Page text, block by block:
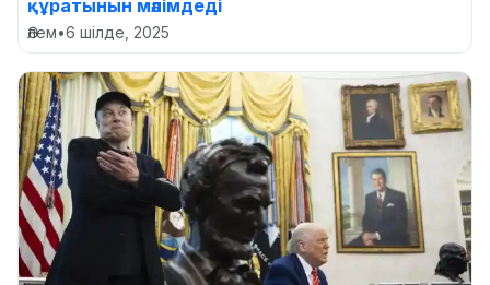
құратынын мәлімдеді
Әлем•6 шілде, 2025